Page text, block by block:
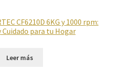
CF6210D 6KG y 1000 rpm:
Cuidado para tu Hogar
Leer más